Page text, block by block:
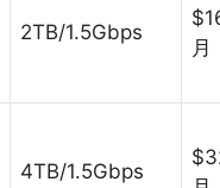
2TB/1.5Gbps
月
4TB/1.5Gbps